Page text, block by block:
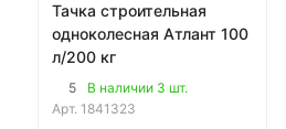
Тачка строительная
одноколесная Атлант 100
л/200 кг
5
В наличии 3 шт.
Арт. 1841323